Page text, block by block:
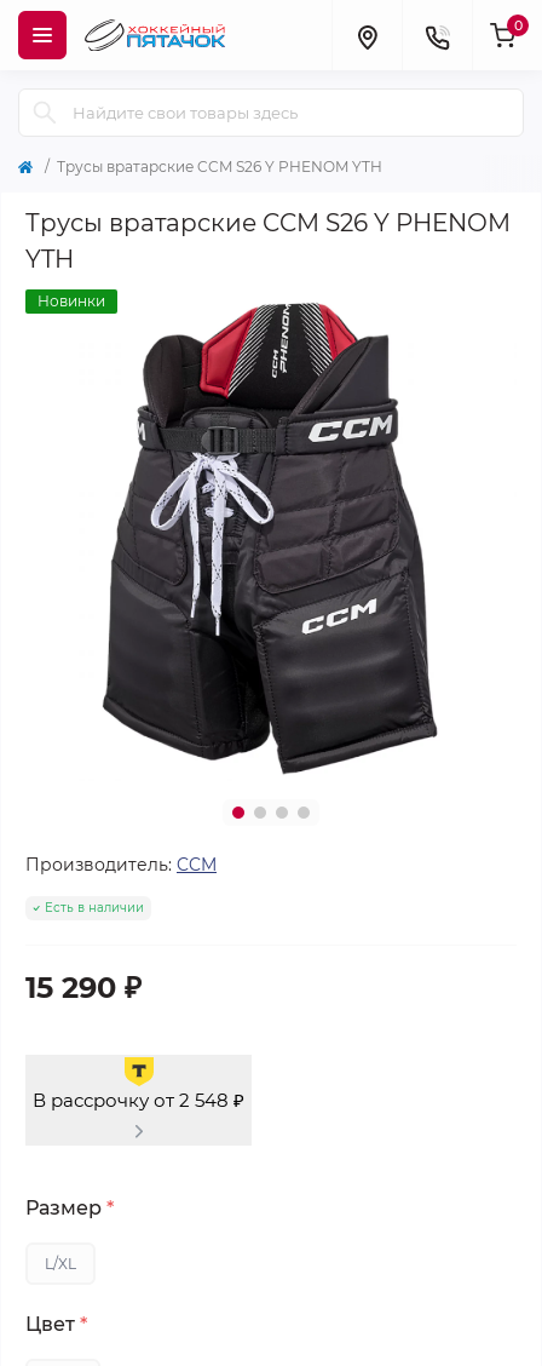
0
Трусы вратарские CCM S26 Y PHENOM YTH
Трусы вратарские CCM S26 Y PHENOM
YTH
Новинки
Производитель: CCM
Есть в наличии
15 290 ₽
В рассрочку от 2 548 ₽
Размер *
L/XL
Цвет *